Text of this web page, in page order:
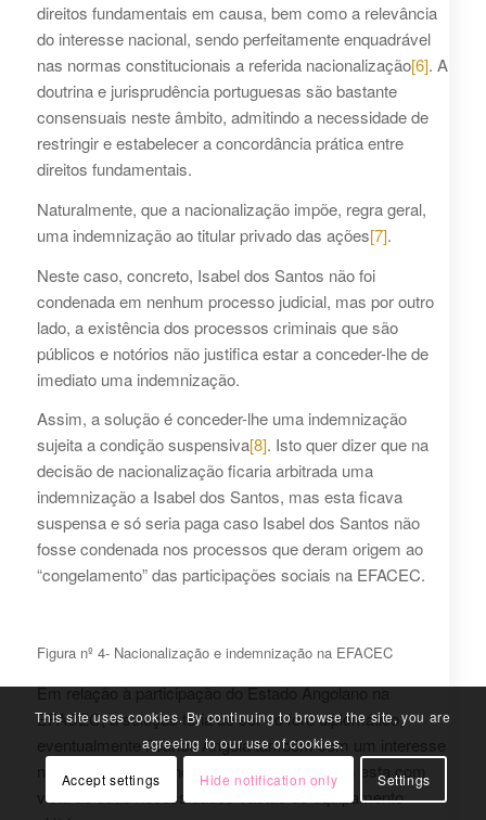
direitos fundamentais em causa, bem como a relevância
do interesse nacional, sendo perfeitamente enquadrável
nas normas constitucionais a referida nacionalização[6]. A
doutrina e jurisprudência portuguesas são bastante
consensuais neste âmbito, admitindo a necessidade de
restringir e estabelecer a concordância prática entre
direitos fundamentais.
Naturalmente, que a nacionalização impõe, regra geral,
uma indemnização ao titular privado das ações[7].
Neste caso, concreto, Isabel dos Santos não foi
condenada em nenhum processo judicial, mas por outro
lado, a existência dos processos criminais que são
públicos e notórios não justifica estar a conceder-lhe de
imediato uma indemnização.
Assim, a solução é conceder-lhe uma indemnização
sujeita a condição suspensiva[8]. Isto quer dizer que na
decisão de nacionalização ficaria arbitrada uma
indemnização a Isabel dos Santos, mas esta ficava
suspensa e só seria paga caso Isabel dos Santos não
fosse condenada nos processos que deram origem ao
“congelamento” das participações sociais na EFACEC.
Figura nº 4- Nacionalização e indemnização na EFACEC
Em relação à participação do Estado Angolano na
EFACEC, a solução teria de ser do foro diplomático,
eventualmente ficando Angola também com um interesse
na empresa e voltando a fazer negócios com esta com
vista às suas necessidades vastas de equipamento
This site uses cookies. By continuing to browse the site, you are
agreeing to our use of cookies.
Accept settings
Hide notification only Settings